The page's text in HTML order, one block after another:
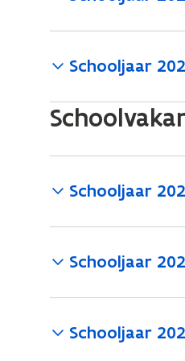
p
n
t
i
n
u
e
Schooljaar
Schooljaar
Schooljaar
Schooljaar